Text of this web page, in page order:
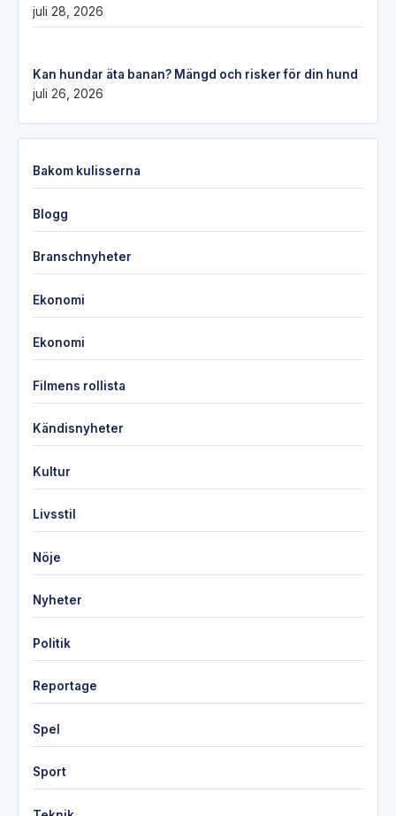
juli 28, 2026
Kan hundar äta banan? Mängd och risker för din hund
juli 26, 2026
Bakom kulisserna
Blogg
Branschnyheter
Ekonomi
Ekonomi
Filmens rollista
Kändisnyheter
Kultur
Livsstil
Nöje
Nyheter
Politik
Reportage
Spel
Sport